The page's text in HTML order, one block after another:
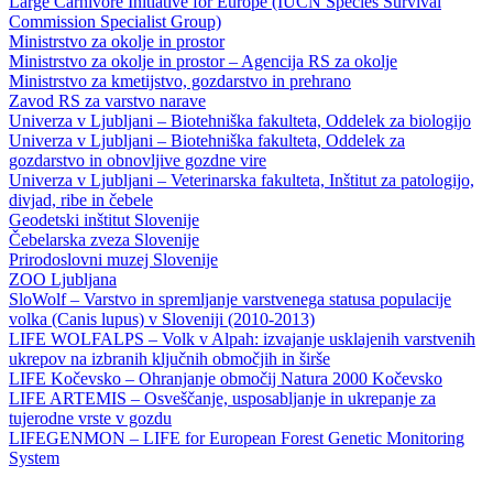
Commission Specialist Group)
Ministrstvo za okolje in prostor
Ministrstvo za okolje in prostor – Agencija RS za okolje
Ministrstvo za kmetijstvo, gozdarstvo in prehrano
Zavod RS za varstvo narave
Univerza v Ljubljani – Biotehniška fakulteta, Oddelek za biologijo
Univerza v Ljubljani – Biotehniška fakulteta, Oddelek za
gozdarstvo in obnovljive gozdne vire
Univerza v Ljubljani – Veterinarska fakulteta, Inštitut za patologijo,
divjad, ribe in čebele
Geodetski inštitut Slovenije
Čebelarska zveza Slovenije
Prirodoslovni muzej Slovenije
ZOO Ljubljana
SloWolf – Varstvo in spremljanje varstvenega statusa populacije
volka (Canis lupus) v Sloveniji (2010-2013)
LIFE WOLFALPS – Volk v Alpah: izvajanje usklajenih varstvenih
ukrepov na izbranih ključnih območjih in širše
LIFE Kočevsko – Ohranjanje območij Natura 2000 Kočevsko
LIFE ARTEMIS – Osveščanje, usposabljanje in ukrepanje za
tujerodne vrste v gozdu
LIFEGENMON – LIFE for European Forest Genetic Monitoring
System